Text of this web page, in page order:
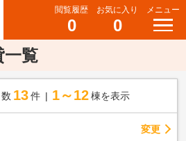
閲覧履歴
0
お気に入り
0
メニュー
一覧
13 件 1～12 棟を表示
変更